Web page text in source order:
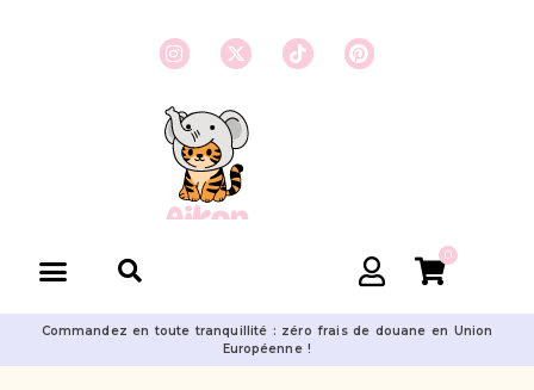
0
Commandez en toute tranquillité : zéro frais de douane en Union
Européenne !